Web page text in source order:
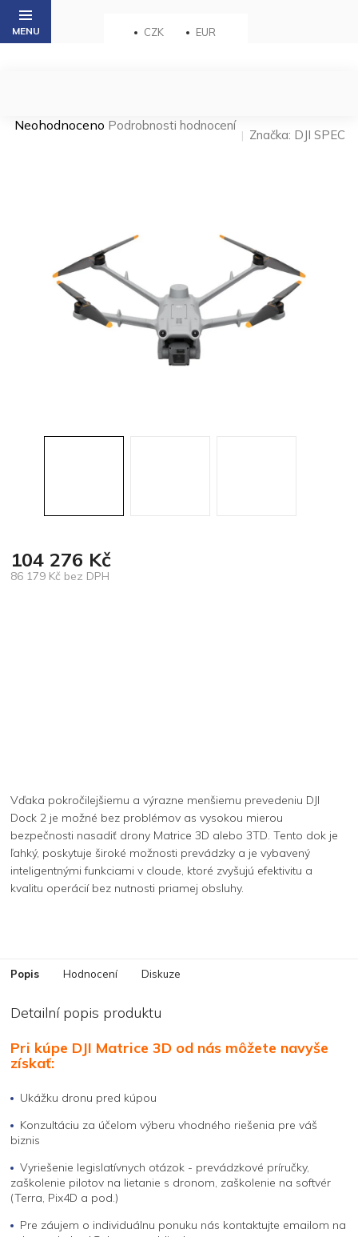
Přejít
obsah
CZK EUR
Průměrné
Neohodnoceno Podrobnosti hodnocení
Značka: DJI SPEC
104 276 Kč
86 179 Kč bez DPH
Vďaka pokročilejšiemu a výrazne menšiemu prevedeniu DJI
Dock 2 je možné bez problémov as vysokou mierou
bezpečnosti nasadiť drony Matrice 3D alebo 3TD. Tento dok je
ľahký, poskytuje široké možnosti prevádzky a je vybavený
inteligentnými funkciami v cloude, ktoré zvyšujú efektivitu a
kvalitu operácií bez nutnosti priamej obsluhy.
Popis Hodnocení Diskuze
Detailní popis produktu
Pri kúpe DJI Matrice 3D od nás môžete navyše
získať:
Ukážku dronu pred kúpou
Konzultáciu za účelom výberu vhodného riešenia pre váš
biznis
Vyriešenie legislatívnych otázok - prevádzkové príručky,
zaškolenie pilotov na lietanie s dronom, zaškolenie na softvér
(Terra, Pix4D a pod.)
Pre záujem o individuálnu ponuku nás kontaktujte emailom na